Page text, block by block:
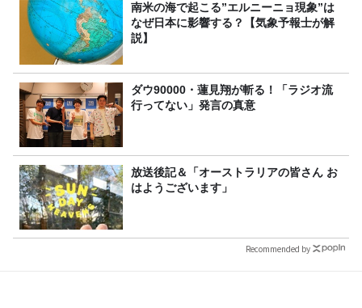
南米の海で起こる”エルニーニョ現象”は
なぜ日本に影響する？【気象予報士が解
説】
ダウ90000・蓮見翔が斬る！「ラジオ流
行ってない」発言の真意
放送後記＆「オーストラリアの皆さん お
はようございます」
Recommended by